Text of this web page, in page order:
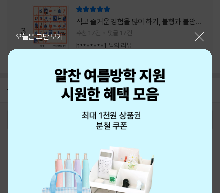
3
작고 즐거운 경험을 많이 하기, 불행과 불안을
회피하지 말기, 그리고 좋은 사람을 많이 만나
기.
추천 17건
댓글 17건
h*******1 님의 리뷰
공지 8월 신용카드 무이자할부 안내
오늘은 그만 보기
최근 본 상품
eBook 1:1문의/채팅상담
예스이십사(주) 사업자 정보
이용약관
개인정보처리방침
청소년보호정책
PC버전
회사소개 거래처관계자께